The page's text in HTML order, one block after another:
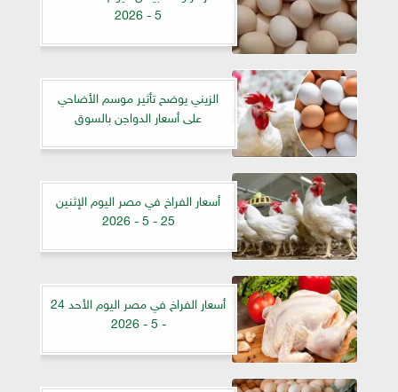
5 - 2026
الزيني يوضح تأثير موسم الأضاحي
على أسعار الدواجن بالسوق
أسعار الفراخ في مصر اليوم الإثنين
25 - 5 - 2026
أسعار الفراخ في مصر اليوم الأحد 24
- 5 - 2026